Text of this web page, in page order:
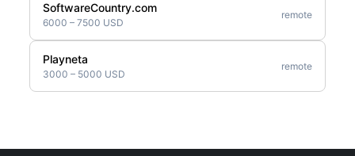
SoftwareCountry.com
6000 – 7500 USD
remote
Playneta
3000 – 5000 USD
remote